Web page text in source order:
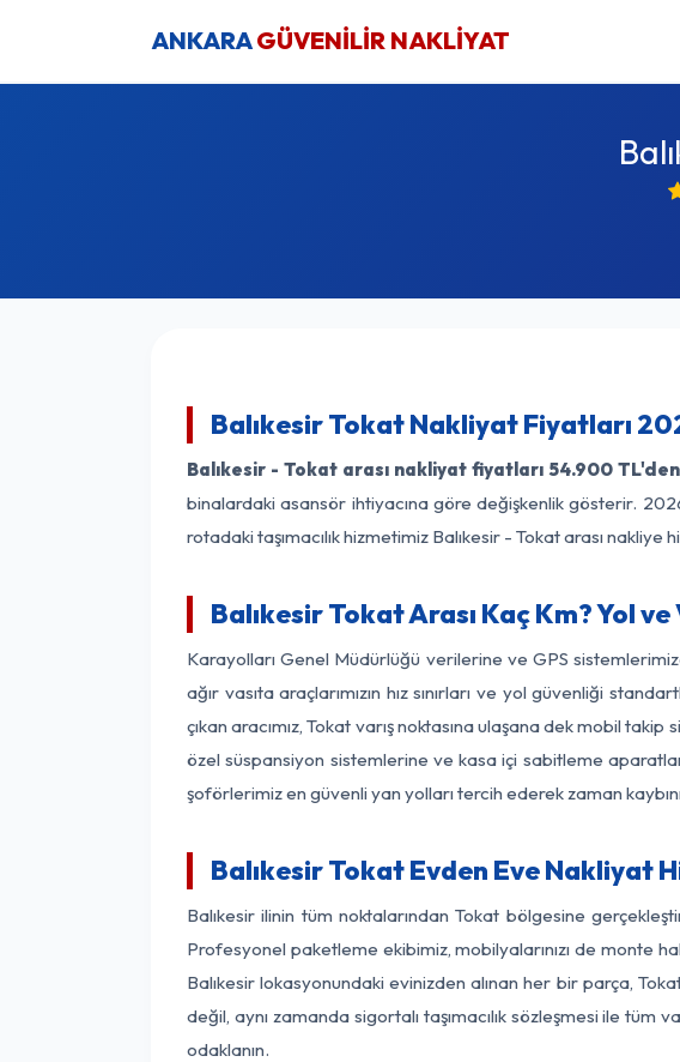
ANKARAGÜVENİLİR NAKLİYAT
Balıkesir Tokat Nakliyat Fiyatları
Balıkesir - Tokat arası nakliyat fiyatları 54.900
binalardaki asansör ihtiyacına göre değişkenlik gösterir.
rotadaki taşımacılık hizmetimiz Balıkesir - Tokat arası nakliye
Balıkesir Tokat Arası Kaç Km? Yol ve
Karayolları Genel Müdürlüğü verilerine ve GPS
ağır vasıta araçlarımızın hız sınırları ve yol güvenliği
çıkan aracımız, Tokat varış noktasına ulaşana dek mobil
özel süspansiyon sistemlerine ve kasa içi sabitleme
şoförlerimiz en güvenli yan yolları tercih ederek zaman
Balıkesir Tokat Evden Eve Nakliyat
Balıkesir ilinin tüm noktalarından Tokat bölgesine
Profesyonel paketleme ekibimiz, mobilyalarınızı de monte
Balıkesir lokasyonundaki evinizden alınan her bir parça,
değil, aynı zamanda sigortalı taşımacılık sözleşmesi ile tüm
odaklanın.